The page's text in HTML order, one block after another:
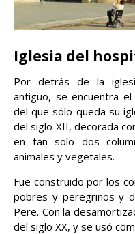
Iglesia del
Por detrás de la
antiguo, se encuentra el
del que sólo queda su
del siglo XII, decorada
en tan solo dos
animales y vegetales.
Fue construido por los
pobres y peregrinos y
Pere. Con la
del siglo XX, y se usó